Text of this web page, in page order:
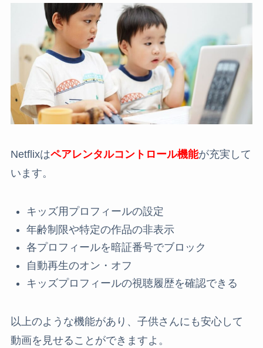
Netflixはペアレンタルコントロール機能が充実して
います。
キッズ用プロフィールの設定
年齢制限や特定の作品の非表示
各プロフィールを暗証番号でブロック
自動再生のオン・オフ
キッズプロフィールの視聴履歴を確認できる
以上のような機能があり、子供さんにも安心して
動画を見せることができますよ。